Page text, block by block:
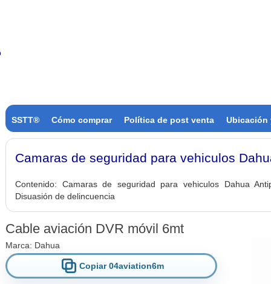
SSTT® Cómo comprar Política de post venta Ubicación
Camaras de seguridad para vehiculos
Contenido: Camaras de seguridad para vehiculos Dahua
Disuasión de delincuencia
Cable aviación DVR móvil 6mt
Marca: Dahua
Copiar 04aviation6m